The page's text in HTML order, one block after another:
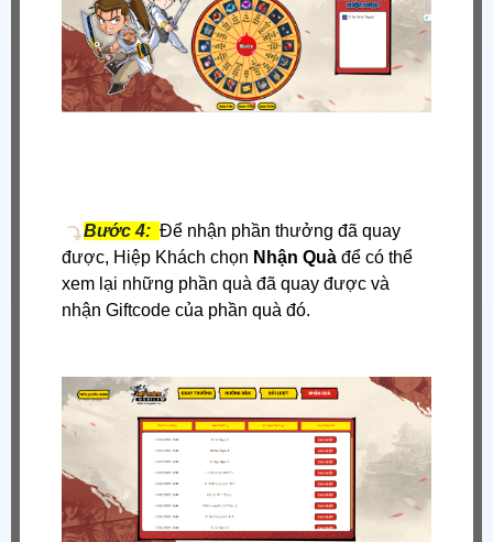
Bước 4: Để nhận phần thưởng đã quay
được, Hiệp Khách chọn Nhận Quàđể có thể
xem lại những phần quà đã quay được và
nhận Giftcode của phần quà đó.